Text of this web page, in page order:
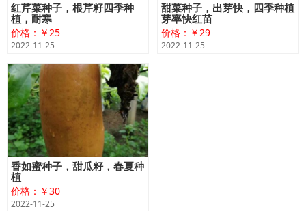
红芹菜种子，根芹籽四季种
植，耐寒
价格：￥25
2022-11-25
甜菜种子，出芽快，四季种植
芽率快红苗
价格：￥29
2022-11-25
香如蜜种子，甜瓜籽，春夏种
植
价格：￥30
2022-11-25